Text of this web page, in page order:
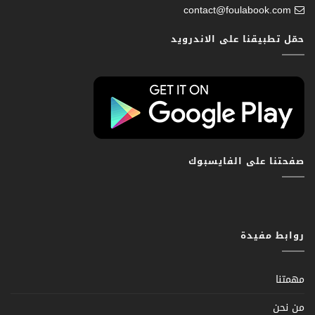
contact@foulabook.com
حمّل تطبيقنا على الاندرويد
صفحتنا على الفايسبوك
روابط مفيدة
مهمتنا
من نحن